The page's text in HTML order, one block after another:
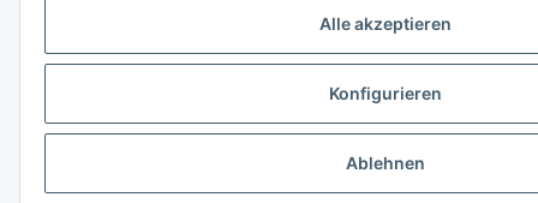
Alle akzeptieren
Konfigurieren
Ablehnen